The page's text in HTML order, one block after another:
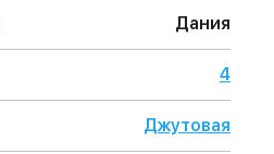
Дания
4
Джутовая